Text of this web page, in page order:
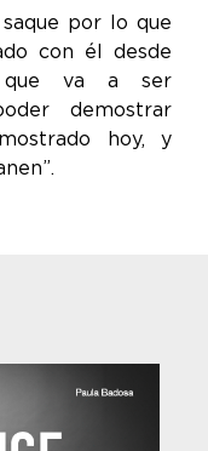
por lo que
con él desde
que va a ser
demostrar
hoy, y